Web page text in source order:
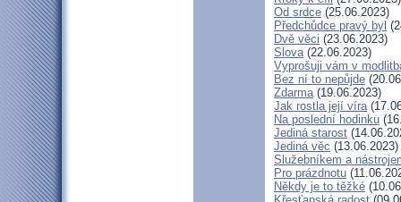
Od srdce (25.06.2023)
Předchůdce pravý byl
Dvě věci (23.06.2023)
Slova(22.06.2023)
Vyprošuji vám v
Bez ní to nepůjde
Zdarma(19.06.2023)
Jak rostla její víra
Na poslední hodinku
Jediná starost
Jediná věc (13.06.2023)
Služebníkem a
Pro prázdnotu
Někdy je to těžké